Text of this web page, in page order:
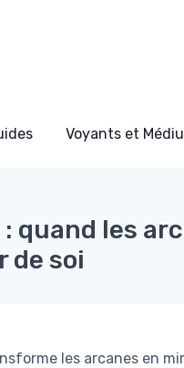
Voyants et
quand les
de soi
les arcanes en